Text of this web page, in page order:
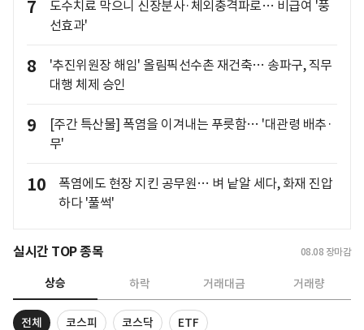
7
도수치료 막으니 신장분사·체외충격파로… 비급여 '풍
선효과'
8
'추진위원장 해임' 올림픽선수촌 재건축… 송파구, 직무
대행 체제 승인
9
[주간 특산물] 폭염을 이겨내는 푸릇함… '대관령 배추·
무'
10
폭염에도 현장 지킨 공무원… 벼 낱알 세다, 화재 진압
하다 '풀썩'
실시간 TOP 종목 08.08 장마감
상승 하락 거래대금 거래량
전체 코스피 코스닥 ETF